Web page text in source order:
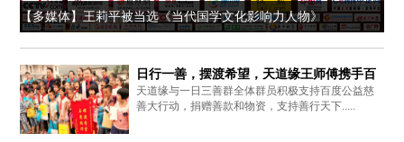
【多媒体】王莉平被当选《当代国学文化影响力人物》
日行一善，摆渡希望，天道缘王师傅携手百
度爱心同行
天道缘与一日三善群全体群员积极支持百度公益慈
善大行动，捐赠善款和物资，支持善行天下.....